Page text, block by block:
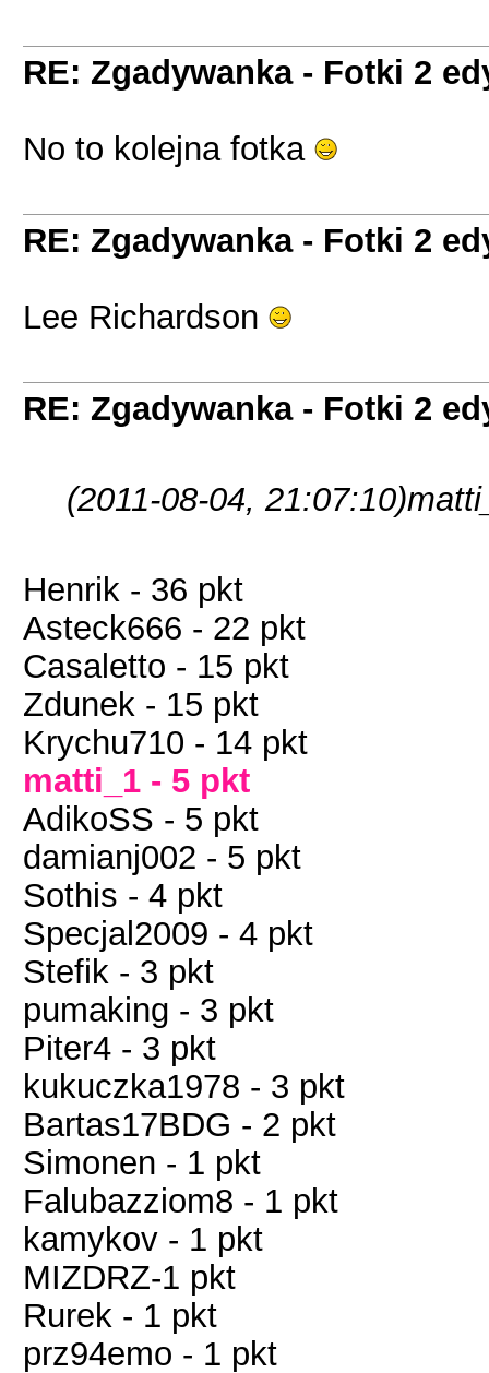
RE: Zgadywanka - Fotki 2
No to kolejna fotka
RE: Zgadywanka - Fotki 2
Lee Richardson
RE: Zgadywanka - Fotki 2
(2011-08-04, 21:07:10)
Henrik - 36 pkt
Asteck666 - 22 pkt
Casaletto - 15 pkt
Zdunek - 15 pkt
Krychu710 - 14 pkt
matti_1 - 5 pkt
AdikoSS - 5 pkt
damianj002 - 5 pkt
Sothis - 4 pkt
Specjal2009 - 4 pkt
Stefik - 3 pkt
pumaking - 3 pkt
Piter4 - 3 pkt
kukuczka1978 - 3 pkt
Bartas17BDG - 2 pkt
Simonen - 1 pkt
Falubazziom8 - 1 pkt
kamykov - 1 pkt
MIZDRZ-1 pkt
Rurek - 1 pkt
prz94emo - 1 pkt